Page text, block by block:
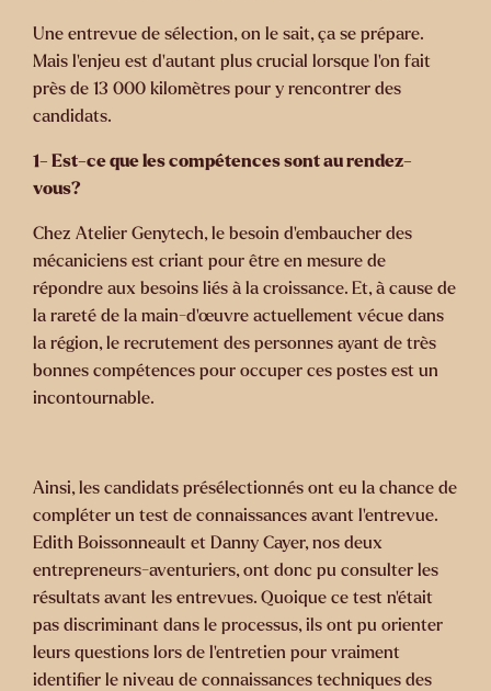
Une entrevue de sélection, on le sait, ça se prépare.
Mais l’enjeu est d’autant plus crucial lorsque l’on fait
près de 13 000 kilomètres pour y rencontrer des
candidats.
1- Est-ce que les compétences sont au rendez-
vous?
Chez Atelier Genytech, le besoin d’embaucher des
mécaniciens est criant pour être en mesure de
répondre aux besoins liés à la croissance. Et, à cause de
la rareté de la main-d’œuvre actuellement vécue dans
la région, le recrutement des personnes ayant de très
bonnes compétences pour occuper ces postes est un
incontournable.
Ainsi, les candidats présélectionnés ont eu la chance de
compléter un test de connaissances avant l’entrevue.
Edith Boissonneault et Danny Cayer, nos deux
entrepreneurs-aventuriers, ont donc pu consulter les
résultats avant les entrevues. Quoique ce test n’était
pas discriminant dans le processus, ils ont pu orienter
leurs questions lors de l’entretien pour vraiment
identifier le niveau de connaissances techniques des